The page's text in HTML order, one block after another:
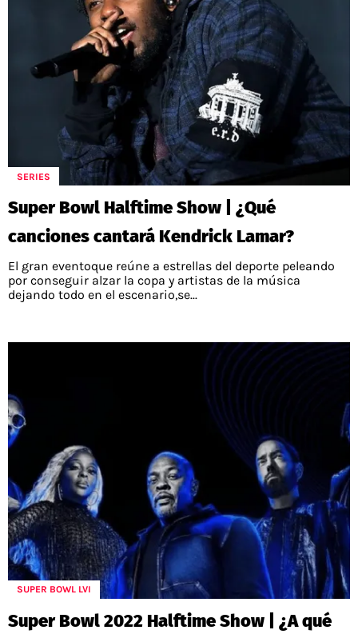
SERIES
Super Bowl Halftime Show | ¿Qué
canciones cantará Kendrick Lamar?
El gran eventoque reúne a estrellas del deporte peleando
por conseguir alzar la copa y artistas de la música
dejando todo en el escenario,se...
SUPER BOWL LVI
Super Bowl 2022 Halftime Show | ¿A qué